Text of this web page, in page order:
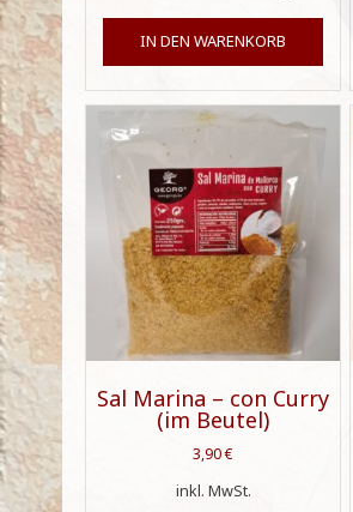
IN DEN WARENKORB
Sal Marina – con Curry
(im Beutel)
3,90€
inkl. MwSt.